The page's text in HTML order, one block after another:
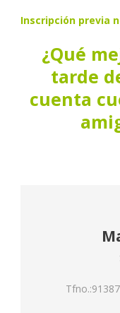
Inscripción previa
¿Qué
tarde
cuenta